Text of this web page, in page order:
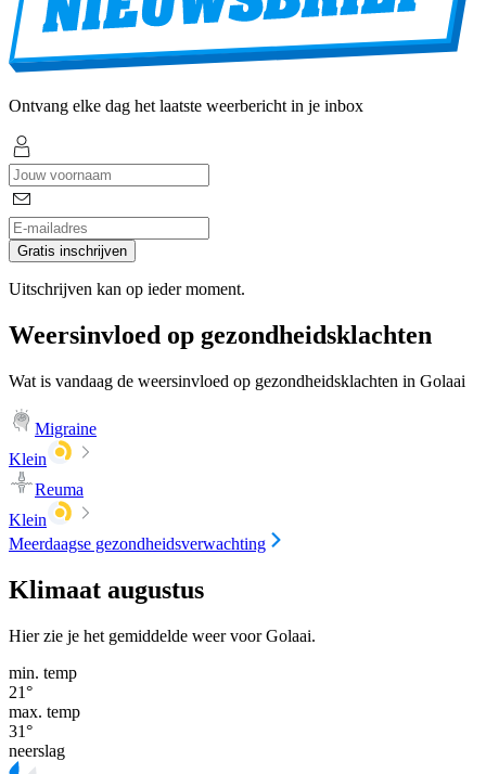
Ontvang elke dag het laatste weerbericht in je inbox
Gratis inschrijven
Uitschrijven kan op ieder moment.
Weersinvloed op gezondheidsklachten
Wat is vandaag de weersinvloed op gezondheidsklachten in Golaai
Migraine
Klein
Reuma
Klein
Meerdaagse gezondheidsverwachting
Klimaat augustus
Hier zie je het gemiddelde weer voor Golaai.
min. temp
21°
max. temp
31°
neerslag